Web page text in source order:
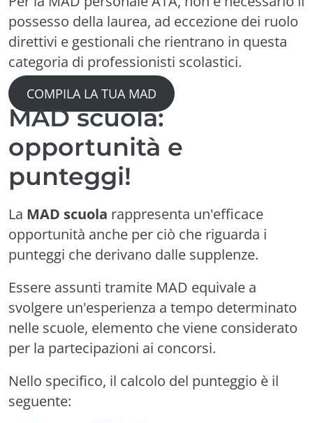
possesso della laurea, ad eccezione dei ruolo
direttivi e gestionali che rientrano in questa
categoria di professionisti scolastici.
COMPILA LA TUA MAD
MAD scuola:
opportunità e
punteggi!
La MAD scuola rappresenta un'efficace
opportunità anche per ciò che riguarda i
punteggi che derivano dalle supplenze.
Essere assunti tramite MAD equivale a
svolgere un'esperienza a tempo determinato
nelle scuole, elemento che viene considerato
per la partecipazioni ai concorsi.
Nello specifico, il calcolo del punteggio è il
seguente: